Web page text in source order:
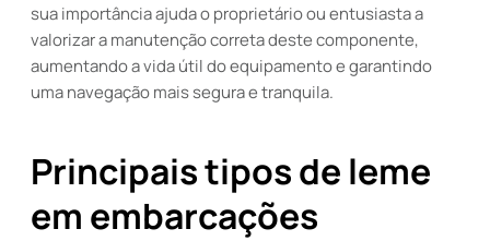
sua importância ajuda o proprietário ou entusiasta a
valorizar a manutenção correta deste componente,
aumentando a vida útil do equipamento e garantindo
uma navegação mais segura e tranquila.
Principais tipos de leme
em embarcações